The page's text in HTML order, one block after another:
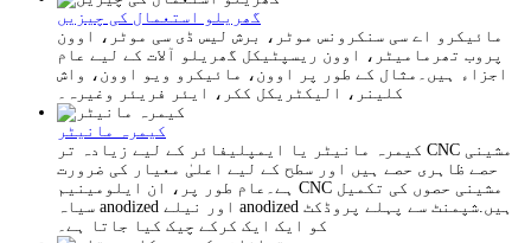
گھریلو استعمال کی چیزیں
مائیکرو اے سی سنکرونس موٹر، ​​برش لیس ڈی سی موٹر، ​​اوون
پروب تھرمامیٹر، اوون ریسپٹیکل گھریلو آلات کے لیے عام
اجزاء ہیں۔مثال کے طور پر اوون، مائیکرو ویو اوون، واش
کلینر، الیکٹریکل ککر، ایئر فریئر وغیرہ۔
کیمرہ مانیٹر
کیمرہ مانیٹر یا ایمپلیفائر کے لیے زیادہ تر CNC مشینی
حصے ظاہری حصے ہیں اور سطح کے لیے اعلیٰ معیار کی ضرورت
ہے۔عام طور پر، ان ایلومینیم CNC مشینی حصوں کی تکمیل
سیاہ anodized اور نیلے anodized ہیں.شپمنٹ سے پہلے پروڈکٹ
کو ایک ایک کرکے چیک کیا جاتا ہے۔